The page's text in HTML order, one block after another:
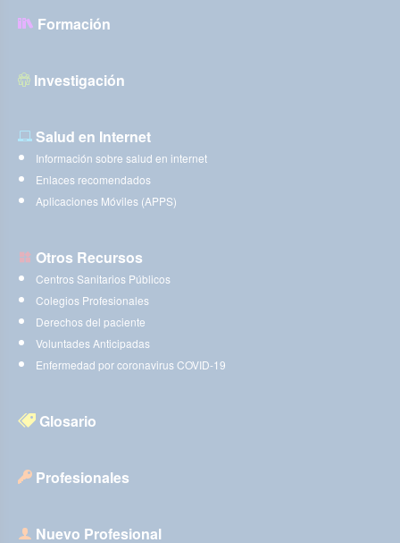
Formación
Investigación
Salud en Internet
Información sobre salud en internet
Enlaces recomendados
Aplicaciones Móviles (APPS)
Otros Recursos
Centros Sanitarios Públicos
Colegios Profesionales
Derechos del paciente
Voluntades Anticipadas
Enfermedad por coronavirus COVID-19
Glosario
Profesionales
Nuevo Profesional